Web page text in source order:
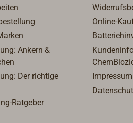
Ankern &
Der richtige
Ratgeber
Online-
Impressum